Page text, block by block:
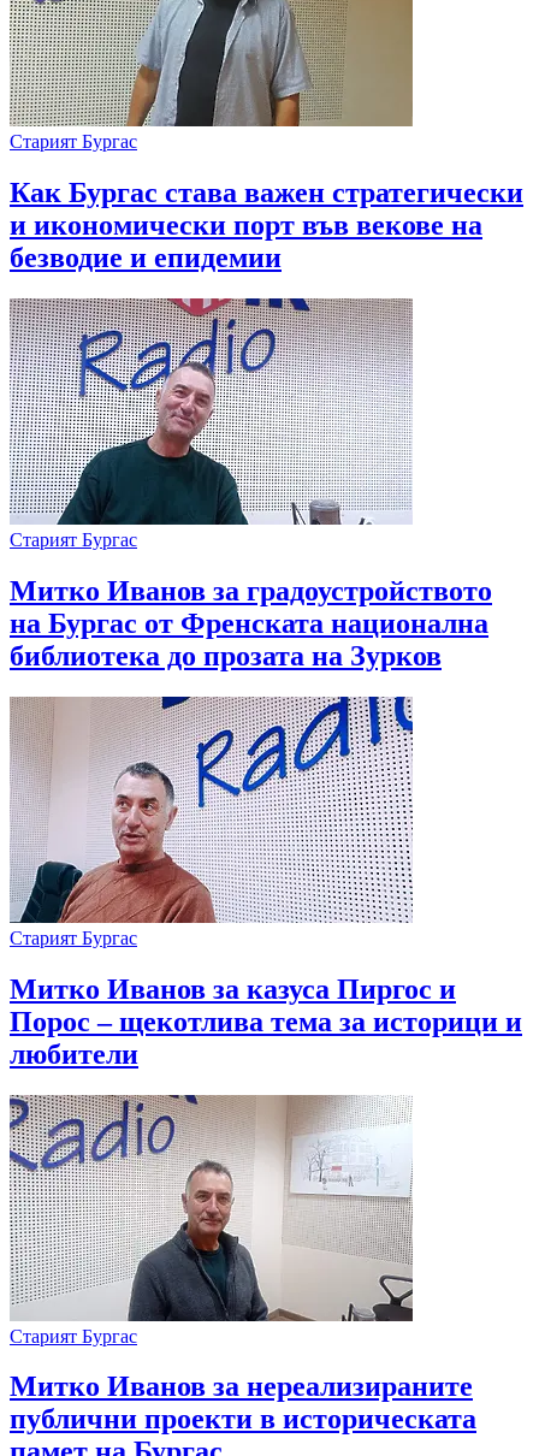
Старият Бургас
Как Бургас става важен стратегически
и икономически порт във векове на
безводие и епидемии
Старият Бургас
Митко Иванов за градоустройството
на Бургас от Френската национална
библиотека до прозата на Зурков
Старият Бургас
Митко Иванов за казуса Пиргос и
Порос – щекотлива тема за историци и
любители
Старият Бургас
Митко Иванов за нереализираните
публични проекти в историческата